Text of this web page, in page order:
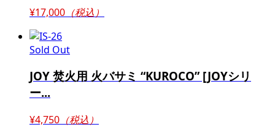
¥17,000 （税込）
Sold Out
JOY 焚火用 火バサミ “KUROCO” [JOYシリ
ー...
¥4,750 （税込）